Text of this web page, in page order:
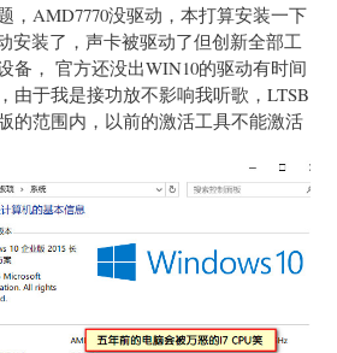
，AMD7770没驱动，本打算安装一下
安装了，声卡被驱动了但创新全部工
备， 官方还没出WIN10的驱动有时间
由于我是接功放不影响我听歌，LTSB
的范围内，以前的激活工具不能激活